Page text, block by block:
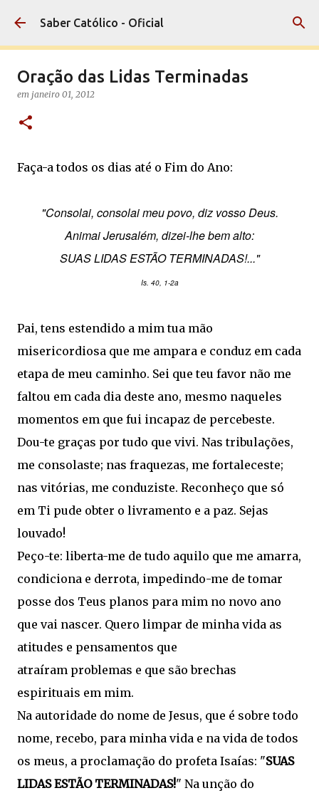
Pular para o conteúdo principal
Saber Católico - Oficial
Oração das Lidas Terminadas
em janeiro 01, 2012
Faça-a todos os dias até o Fim do Ano:
"Consolai, consolai meu povo, diz vosso Deus.
Animai Jerusalém, dizei-lhe bem alto:
SUAS LIDAS ESTÃO TERMINADAS!..."
Is. 40, 1-2a
Pai, tens estendido a mim tua mão
misericordiosa que me ampara e conduz em cada
etapa de meu caminho. Sei que teu favor não me
faltou em cada dia deste ano, mesmo naqueles
momentos em que fui incapaz de percebeste.
Dou-te graças por tudo que vivi. Nas tribulações,
me consolaste; nas fraquezas, me fortaleceste;
nas vitórias, me conduziste. Reconheço que só
em Ti pude obter o livramento e a paz. Sejas
louvado!
Peço-te: liberta-me de tudo aquilo que me amarra,
condiciona e derrota, impedindo-me de tomar
posse dos Teus planos para mim no novo ano
que vai nascer. Quero limpar de minha vida as
atitudes e pensamentos que
atraíram problemas e que são brechas
espirituais em mim.
Na autoridade do nome de Jesus, que é sobre todo
nome, recebo, para minha vida e na vida de todos
os meus, a proclamação do profeta Isaías: "SUAS
LIDAS ESTÃO TERMINADAS!" Na unção do